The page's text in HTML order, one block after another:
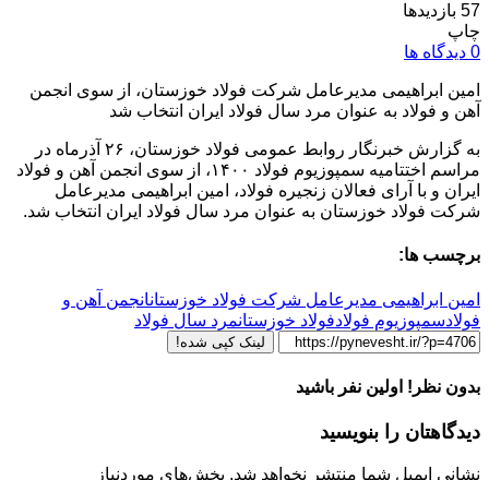
57 بازدیدها
چاپ
0 دیدگاه ها
امین ابراهیمی مدیرعامل شرکت فولاد خوزستان، از سوی انجمن
آهن و فولاد به عنوان مرد سال فولاد ایران انتخاب شد
به گزارش خبرنگار روابط‌ عمومی فولاد خوزستان، ۲۶ آذرماه در
مراسم اختتامیه سمپوزیوم فولاد ۱۴۰۰، از سوی انجمن آهن و فولاد
ایران و با آرای فعالان زنجیره فولاد، امین ابراهیمی مدیرعامل
شرکت فولاد خوزستان به عنوان مرد سال فولاد ایران انتخاب شد.
برچسب ها:
امین ابراهیمی مدیرعامل شرکت فولاد خوزستانانجمن آهن و
فولادسمپوزیوم فولادفولاد خوزستانمرد سال فولاد
لینک کپی شده!
بدون نظر! اولین نفر باشید
دیدگاهتان را بنویسید
نشانی ایمیل شما منتشر نخواهد شد. بخش‌های موردنیاز